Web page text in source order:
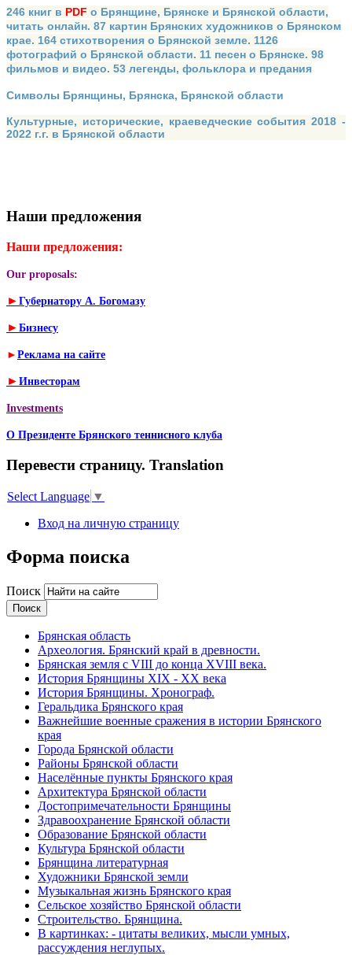
246 книг в PDF о Брянщине, Брянске и Брянской области,
читать онлайн. 87 картин Брянских художников о Брянском
крае. 164 стихотворения о Брянской земле. 1126
фотографий о Брянской области. 11 песен о Брянске. 98
фильмов и видео. 53 легенды, фольклора и предания
Символы Брянщины, Брянска, Брянской области
Культурные, исторические, краеведческие события 2018 -
2022 г.г. в Брянской области
Наши предложения
Наши предложения:
Our proposals:
► Губернатору А. Богомазу
► Бизнесу
► Реклама на сайте
► Инвесторам
Investments
О Президенте Брянского теннисного клуба
Перевести страницу. Translation
Select Language ▼
Вход на личную страницу
Форма поиска
Поиск
Брянская область
Археология. Брянский край в древности.
Брянская земля с VIII до конца XVIII века.
История Брянщины XIX - XX века
История Брянщины. Хронограф.
Геральдика Брянского края
Важнейшие военные сражения в истории Брянского
края
Города Брянской области
Районы Брянской области
Населённые пункты Брянского края
Архитектура Брянской области
Достопримечательности Брянщины
Здравоохранение Брянской области
Образование Брянской области
Культура Брянской области
Брянщина литературная
Художники Брянской земли
Музыкальная жизнь Брянского края
Сельское хозяйство Брянской области
Строительство. Брянщина.
В картинках: - цитаты великих, мысли умных,
рассуждения неглупых.